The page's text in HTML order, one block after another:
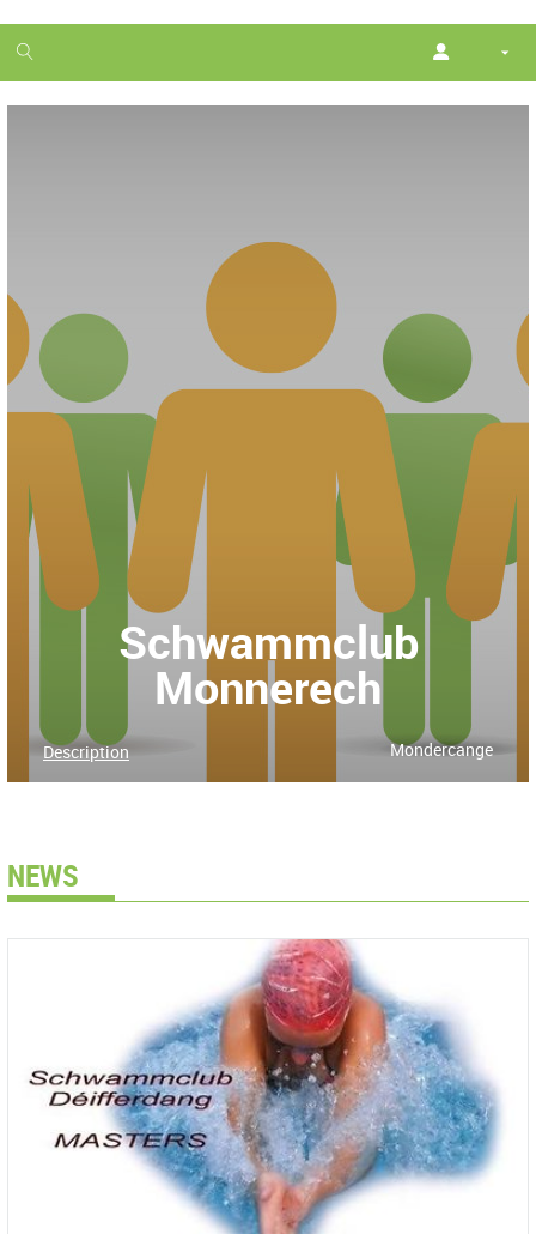
1
month
Schwammclub
Monnerech
Mondercange
Description
NEWS